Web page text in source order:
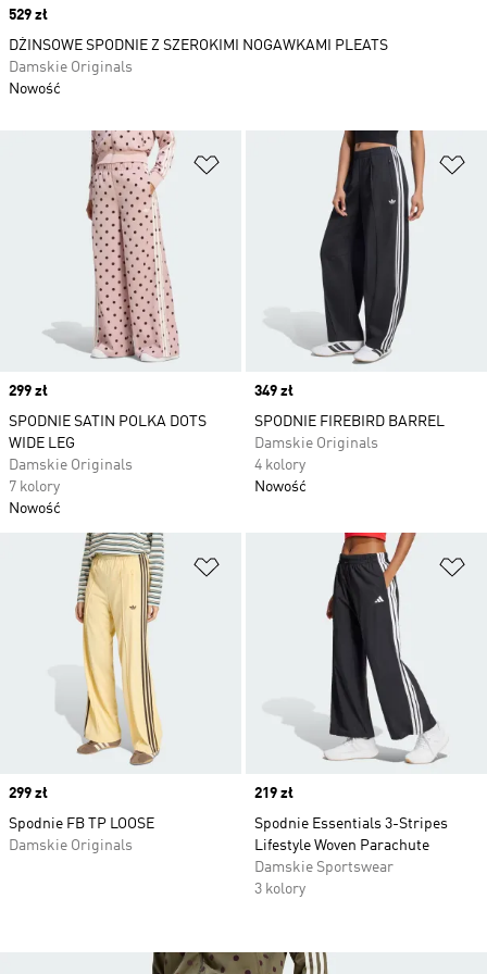
Dodaj do listy życzeń
Price
299 zł
SPODNIE SATIN POLKA DOTS
WIDE LEG
Damskie Originals
7 kolory
Nowość
Price
349 zł
SPODNIE FIREBIRD BARREL
Damskie Originals
4 kolory
Nowość
Dodaj do listy życzeń
Price
299 zł
Spodnie FB TP LOOSE
Damskie Originals
Price
219 zł
Spodnie Essentials 3-Stripes
Lifestyle Woven Parachute
Damskie Sportswear
3 kolory
Price
529 zł
DŻINSOWE SPODNIE Z SZEROKIMI NOGAWKAMI PLEATS
Damskie Originals
Nowość